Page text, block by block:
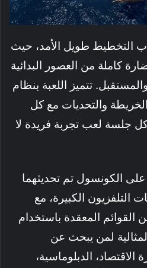
التخطيط طويل الأمد، حيث
كاملة من العصور البدائية
تتميز اللعبة بنظام
والتحديات مع كل
جلسة لعب تجربة فريدة لا
على الكونسول تم تحديثهما
التلفزيون الكبيرة، مع
القوائم المعقدة باستخدام
لمن يبحث عن
الدبلوماسية،